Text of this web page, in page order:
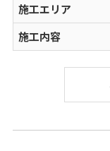
施工エリア
施工内容